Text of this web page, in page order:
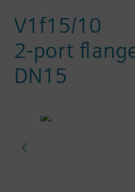
V1f15/10
2-port
DN15